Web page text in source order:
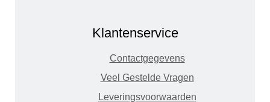
Klantenservice
Contactgegevens
Veel Gestelde Vragen
Leveringsvoorwaarden